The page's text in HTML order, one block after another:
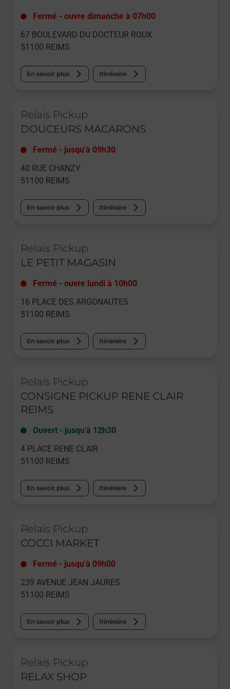
Fermé - ouvre dimanche à 07h00
67 BOULEVARD DU DOCTEUR ROUX
51100 REIMS
En savoir plus Itinéraire
Relais Pickup
DOUCEURS MACARONS
Fermé - jusqu'à 09h30
40 RUE CHANZY
51100 REIMS
En savoir plus Itinéraire
Relais Pickup
LE PETIT MAGASIN
Fermé - ouvre lundi à 10h00
16 PLACE DES ARGONAUTES
51100 REIMS
En savoir plus Itinéraire
Relais Pickup
CONSIGNE PICKUP RENE CLAIR
REIMS
Ouvert - jusqu'à 12h30
4 PLACE RENE CLAIR
51100 REIMS
En savoir plus Itinéraire
Relais Pickup
COCCI MARKET
Fermé - jusqu'à 09h00
239 AVENUE JEAN JAURES
51100 REIMS
En savoir plus Itinéraire
Relais Pickup
RELAX SHOP